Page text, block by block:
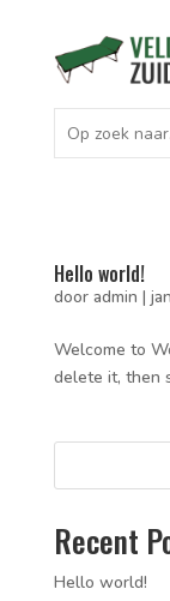
Zoek
naar:
Hello world!
door admin |
Welcome to
delete it, then
Recent
Hello world!